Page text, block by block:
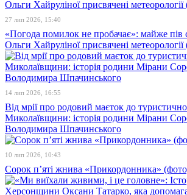
27 лип 2026, 15:40
«Погода помилок не пробачає»: майже пів
Ольги Хайруліної присвячені
14 лип 2026, 16:55
Від мрії про родовий маєток до
Миколаївщини: історія родини Мірани
Володимира Шпачинського
10 лип 2026, 10:43
Сорок п’яті жнива «Прикордонника»